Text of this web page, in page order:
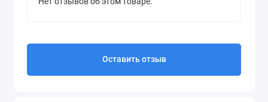
Оставить отзыв